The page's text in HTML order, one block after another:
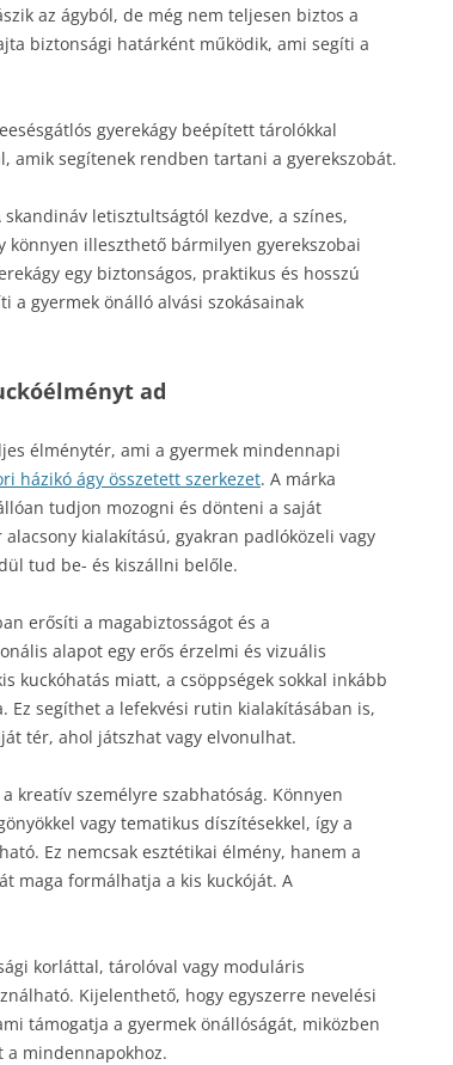
az ágyból, de még nem teljesen biztos a
biztonsági határként működik, ami segíti a
gyerekágy beépített tárolókkal
amik segítenek rendben tartani a gyerekszobát.
letisztultságtól kezdve, a színes,
könnyen illeszthető bármilyen gyerekszobai
egy biztonságos, praktikus és hosszú
a gyermek önálló alvási szokásainak
ad
élménytér, ami a gyermek mindennapi
házikó ágy összetett szerkezet. A márka
tudjon mozogni és dönteni a saját
kialakítású, gyakran padlóközeli vagy
tud be- és kiszállni belőle.
erősíti a magabiztosságot és a
alapot egy erős érzelmi és vizuális
kuckóhatás miatt, a csöppségek sokkal inkább
segíthet a lefekvési rutin kialakításában is,
tér, ahol játszhat vagy elvonulhat.
kreatív személyre szabhatóság. Könnyen
vagy tematikus díszítésekkel, így a
Ez nemcsak esztétikai élmény, hanem a
maga formálhatja a kis kuckóját. A
korláttal, tárolóval vagy moduláris
Kijelenthető, hogy egyszerre nevelési
támogatja a gyermek önállóságát, miközben
a mindennapokhoz.